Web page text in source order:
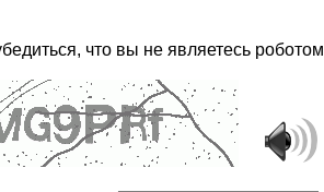
что вы не являетесь роботом